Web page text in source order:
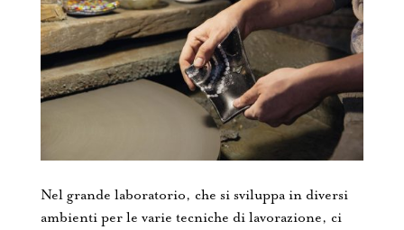
Nel grande laboratorio, che si sviluppa in diversi
ambienti per le varie tecniche di lavorazione, ci